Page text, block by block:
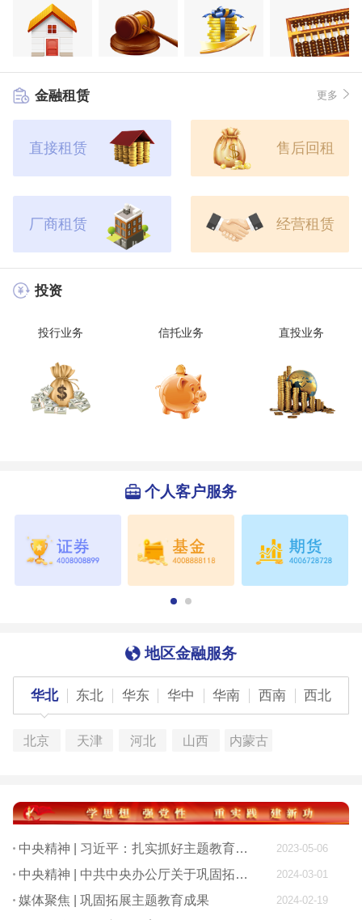
金融租赁 更多
直接租赁 售后回租
厂商租赁 经营租赁
投资
投行业务 信托业务 直投业务
个人客户服务
地区金融服务
华北 东北 华东 华中 华南 西南 西北
北京 天津 河北 山西 内蒙古
中央精神 | 习近平：扎实抓好主题教育 为奋进新征程凝心聚力 2023-05-06
中央精神 | 中共中央办公厅关于巩固拓展学习贯彻习近平新时代中国特色社会主义思想主题教育成果的意见 2024-03-01
媒体聚焦 | 巩固拓展主题教育成果 2024-02-19